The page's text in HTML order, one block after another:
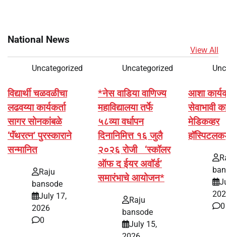
National News
View All
Uncategorized
विद्यार्थी चळवळीचा
लढवय्या कार्यकर्ता
सागर सोनकांबळे
‘पॅंथरत्न’ पुरस्काराने
सन्मानित
Raju
bansode
July 17,
2026
0
Uncategorized
*नेस वाडिया वाणिज्य
महाविद्यालया तर्फे
५८व्या वर्धापन
दिनानिमित्त १६ जुलै
२०२६ रोजी ‘स्कॉलर
ऑफ द ईयर अवॉर्ड’
समारंभाचे आयोजन*
Raju
bansode
July 15,
आशा
सेवाभावी
मेडिकव्हर
0